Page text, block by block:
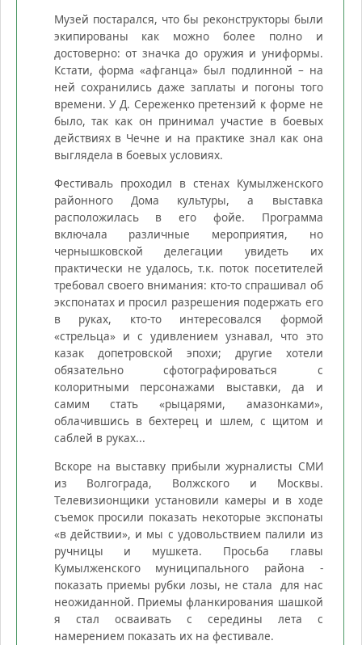
Музей постарался, что бы реконструкторы были
экипированы как можно более полно и
достоверно: от значка до оружия и униформы.
Кстати, форма «афганца» был подлинной – на
ней сохранились даже заплаты и погоны того
времени. У Д. Сереженко претензий к форме не
было, так как он принимал участие в боевых
действиях в Чечне и на практике знал как она
выглядела в боевых условиях.
Фестиваль проходил в стенах Кумылженского
районного Дома культуры, а выставка
расположилась в его фойе. Программа
включала различные мероприятия, но
чернышковской делегации увидеть их
практически не удалось, т.к. поток посетителей
требовал своего внимания: кто-то спрашивал об
экспонатах и просил разрешения подержать его
в руках, кто-то интересовался формой
«стрельца» и с удивлением узнавал, что это
казак допетровской эпохи; другие хотели
обязательно сфотографироваться с
колоритными персонажами выставки, да и
самим стать «рыцарями, амазонками»,
облачившись в бехтерец и шлем, с щитом и
саблей в руках...
Вскоре на выставку прибыли журналисты СМИ
из Волгограда, Волжского и Москвы.
Телевизионщики установили камеры и в ходе
съемок просили показать некоторые экспонаты
«в действии», и мы с удовольствием палили из
ручницы и мушкета. Просьба главы
Кумылженского муниципального района -
показать приемы рубки лозы, не стала для нас
неожиданной. Приемы фланкирования шашкой
я стал осваивать с середины лета с
намерением показать их на фестивале.